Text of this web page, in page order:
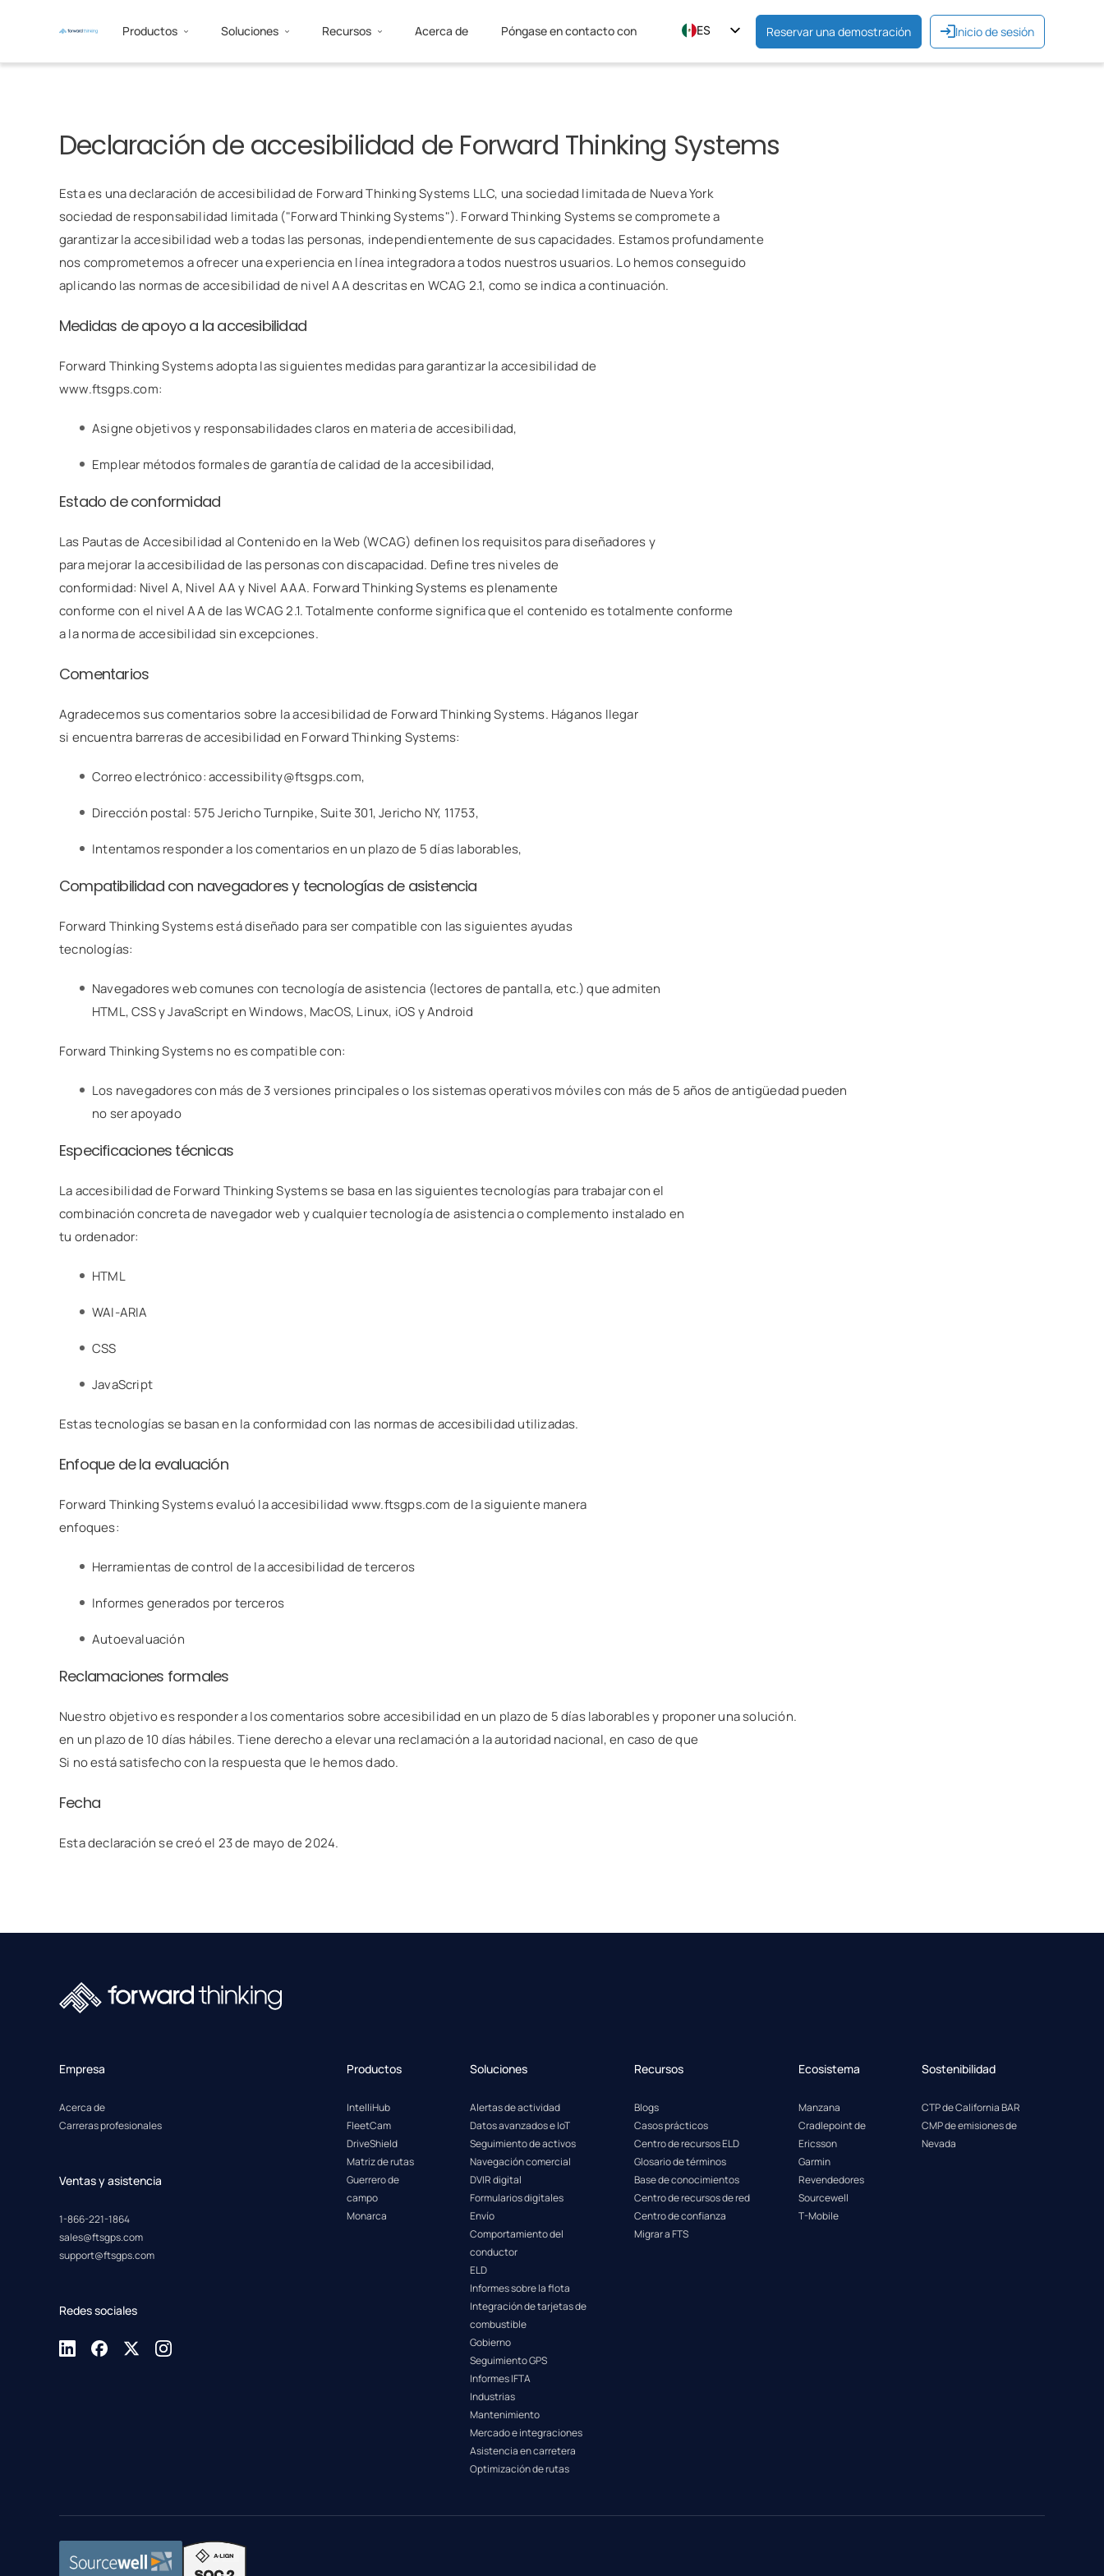
Productos Soluciones Recursos Acerca de Póngase en contacto con ES
EN
Reservar una demostración Inicio de sesión
Declaración de accesibilidad de Forward Thinking Systems
Esta es una declaración de accesibilidad de Forward Thinking Systems LLC, una sociedad limitada de Nueva York
sociedad de responsabilidad limitada ("Forward Thinking Systems"). Forward Thinking Systems se compromete a
garantizar la accesibilidad web a todas las personas, independientemente de sus capacidades. Estamos profundamente
nos comprometemos a ofrecer una experiencia en línea integradora a todos nuestros usuarios. Lo hemos conseguido
aplicando las normas de accesibilidad de nivel AA descritas en WCAG 2.1, como se indica a continuación.
Medidas de apoyo a la accesibilidad
Forward Thinking Systems adopta las siguientes medidas para garantizar la accesibilidad de
www.ftsgps.com:
Asigne objetivos y responsabilidades claros en materia de accesibilidad,
Emplear métodos formales de garantía de calidad de la accesibilidad,
Estado de conformidad
Las Pautas de Accesibilidad al Contenido en la Web (WCAG) definen los requisitos para diseñadores y
para mejorar la accesibilidad de las personas con discapacidad. Define tres niveles de
conformidad: Nivel A, Nivel AA y Nivel AAA. Forward Thinking Systems es plenamente
conforme con el nivel AA de las WCAG 2.1. Totalmente conforme significa que el contenido es totalmente conforme
a la norma de accesibilidad sin excepciones.
Comentarios
Agradecemos sus comentarios sobre la accesibilidad de Forward Thinking Systems. Háganos llegar
si encuentra barreras de accesibilidad en Forward Thinking Systems:
Correo electrónico: accessibility@ftsgps.com,
Dirección postal: 575 Jericho Turnpike, Suite 301, Jericho NY, 11753,
Intentamos responder a los comentarios en un plazo de 5 días laborables,
Compatibilidad con navegadores y tecnologías de asistencia
Forward Thinking Systems está diseñado para ser compatible con las siguientes ayudas
tecnologías:
Navegadores web comunes con tecnología de asistencia (lectores de pantalla, etc.) que admiten
HTML, CSS y JavaScript en Windows, MacOS, Linux, iOS y Android
Forward Thinking Systems no es compatible con:
Los navegadores con más de 3 versiones principales o los sistemas operativos móviles con más de 5 años de antigüedad pueden
no ser apoyado
Especificaciones técnicas
La accesibilidad de Forward Thinking Systems se basa en las siguientes tecnologías para trabajar con el
combinación concreta de navegador web y cualquier tecnología de asistencia o complemento instalado en
tu ordenador:
HTML
WAI-ARIA
CSS
JavaScript
Estas tecnologías se basan en la conformidad con las normas de accesibilidad utilizadas.
Enfoque de la evaluación
Forward Thinking Systems evaluó la accesibilidad www.ftsgps.com de la siguiente manera
enfoques:
Herramientas de control de la accesibilidad de terceros
Informes generados por terceros
Autoevaluación
Reclamaciones formales
Nuestro objetivo es responder a los comentarios sobre accesibilidad en un plazo de 5 días laborables y proponer una solución.
en un plazo de 10 días hábiles. Tiene derecho a elevar una reclamación a la autoridad nacional, en caso de que
Si no está satisfecho con la respuesta que le hemos dado.
Fecha
Esta declaración se creó el 23 de mayo de 2024.
Empresa
Acerca de
Carreras profesionales
Ventas y asistencia
1-866-221-1864
sales@ftsgps.com
support@ftsgps.com
Redes sociales
Productos
IntelliHub
FleetCam
DriveShield
Matriz de rutas
Guerrero de
campo
Monarca
Soluciones
Alertas de actividad
Datos avanzados e IoT
Seguimiento de activos
Navegación comercial
DVIR digital
Formularios digitales
Envío
Comportamiento del
conductor
ELD
Informes sobre la flota
Integración de tarjetas de
combustible
Gobierno
Seguimiento GPS
Informes IFTA
Industrias
Mantenimiento
Mercado e integraciones
Asistencia en carretera
Optimización de rutas
Recursos
Blogs
Casos prácticos
Centro de recursos ELD
Glosario de términos
Base de conocimientos
Centro de recursos de red
Centro de confianza
Migrar a FTS
Ecosistema
Manzana
Cradlepoint de
Ericsson
Garmin
Revendedores
Sourcewell
T-Mobile
Sostenibilidad
CTP de California BAR
CMP de emisiones de
Nevada